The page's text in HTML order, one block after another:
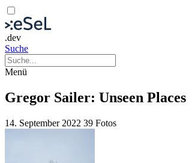
.dev
Suche
Menü
Gregor Sailer: Unseen Places
14. September 2022 39 Fotos